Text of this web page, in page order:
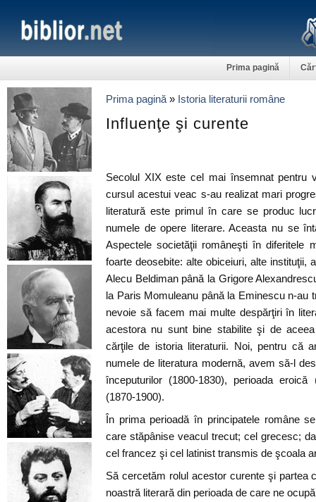
Prima pagină
Prima pagină » Istoria literaturii române
Influenţe şi curente
Secolul XIX este cel mai însemnat pentru
cursul acestui veac s-au realizat mari
literatură este primul în care se produc
numele de opere literare. Aceasta nu se
Aspectele societăţii româneşti în diferitele
foarte deosebite: alte obiceiuri, alte instituţii,
Alecu Beldiman până la Grigore
la Paris Momuleanu până la Eminescu n-au
nevoie să facem mai multe despărţiri în
acestora nu sunt bine stabilite şi de
cărţile de istoria literaturii. Noi, pentru că
numele de literatura modernă, avem să-l
începuturilor (1800-1830), perioada
(1870-1900).
În prima perioadă în principatele române
care stăpânise veacul trecut; cel grecesc;
cel francez şi cel latinist transmis de şcoala
Să cercetăm rolul acestor curente şi partea
noastră literară din perioada de care ne